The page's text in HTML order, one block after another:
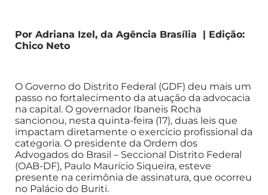
Por Adriana Izel, da Agência Brasília | Edição:
Chico Neto
O Governo do Distrito Federal (GDF) deu mais um
passo no fortalecimento da atuação da advocacia
na capital. O governador Ibaneis Rocha
sancionou, nesta quinta-feira (17), duas leis que
impactam diretamente o exercício profissional da
categoria. O presidente da Ordem dos
Advogados do Brasil – Seccional Distrito Federal
(OAB-DF), Paulo Maurício Siqueira, esteve
presente na cerimônia de assinatura, que ocorreu
no Palácio do Buriti.